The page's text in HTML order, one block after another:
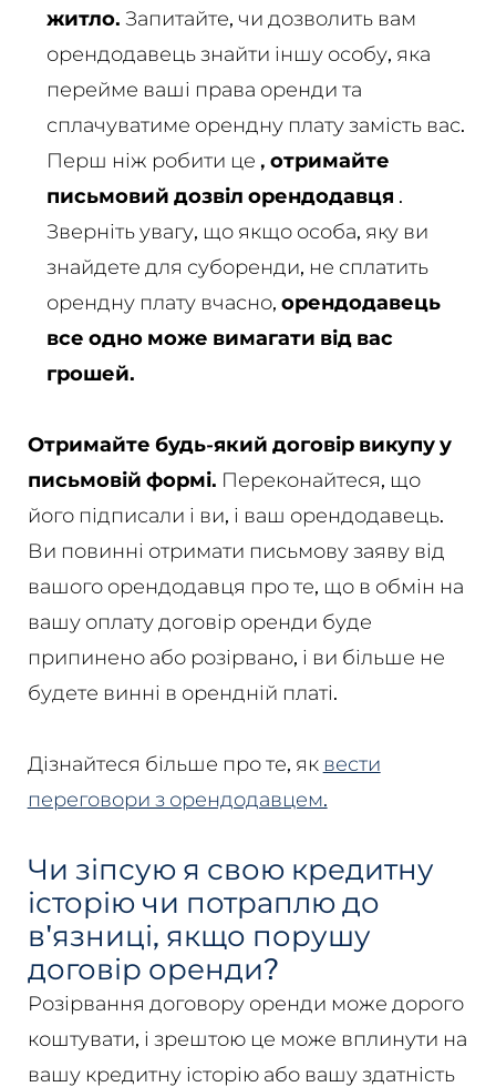
житло. Запитайте, чи дозволить вам
орендодавець знайти іншу особу, яка
перейме ваші права оренди та
сплачуватиме орендну плату замість вас.
Перш ніж робити це , отримайте
письмовий дозвіл орендодавця .
Зверніть увагу, що якщо особа, яку ви
знайдете для суборенди, не сплатить
орендну плату вчасно, орендодавець
все одно може вимагати від вас
грошей.
Отримайте будь-який договір викупу у
письмовій формі. Переконайтеся, що
його підписали і ви, і ваш орендодавець.
Ви повинні отримати письмову заяву від
вашого орендодавця про те, що в обмін на
вашу оплату договір оренди буде
припинено або розірвано, і ви більше не
будете винні в орендній платі.
Дізнайтеся більше про те, як вести
переговори з орендодавцем.
Чи зіпсую я свою кредитну
історію чи потраплю до
в'язниці, якщо порушу
договір оренди?
Розірвання договору оренди може дорого
коштувати, і зрештою це може вплинути на
вашу кредитну історію або вашу здатність